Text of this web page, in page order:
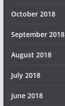
October 2018
September 2018
August 2018
July 2018
June 2018